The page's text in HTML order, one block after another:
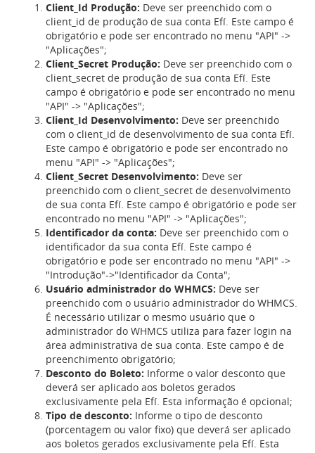
Client_Id Produção: Deve ser preenchido com o
client_id de produção de sua conta Efí. Este campo é
obrigatório e pode ser encontrado no menu "API" ->
"Aplicações";
Client_Secret Produção: Deve ser preenchido com o
client_secret de produção de sua conta Efí. Este
campo é obrigatório e pode ser encontrado no menu
"API" -> "Aplicações";
Client_Id Desenvolvimento: Deve ser preenchido
com o client_id de desenvolvimento de sua conta Efí.
Este campo é obrigatório e pode ser encontrado no
menu "API" -> "Aplicações";
Client_Secret Desenvolvimento: Deve ser
preenchido com o client_secret de desenvolvimento
de sua conta Efí. Este campo é obrigatório e pode ser
encontrado no menu "API" -> "Aplicações";
Identificador da conta: Deve ser preenchido com o
identificador da sua conta Efí. Este campo é
obrigatório e pode ser encontrado no menu "API" ->
"Introdução"->"Identificador da Conta";
Usuário administrador do WHMCS: Deve ser
preenchido com o usuário administrador do WHMCS.
É necessário utilizar o mesmo usuário que o
administrador do WHMCS utiliza para fazer login na
área administrativa de sua conta. Este campo é de
preenchimento obrigatório;
Desconto do Boleto: Informe o valor desconto que
deverá ser aplicado aos boletos gerados
exclusivamente pela Efí. Esta informação é opcional;
Tipo de desconto: Informe o tipo de desconto
(porcentagem ou valor fixo) que deverá ser aplicado
aos boletos gerados exclusivamente pela Efí. Esta